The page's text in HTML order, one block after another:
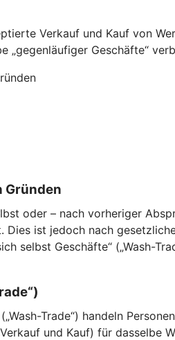
Verkauf und Kauf von
„gegenläufiger Geschäfte“
Gründen
oder – nach vorheriger
Dies ist jedoch nach
selbst Geschäfte“ („Wash-
Trade“) handeln
und Kauf) für dasselbe